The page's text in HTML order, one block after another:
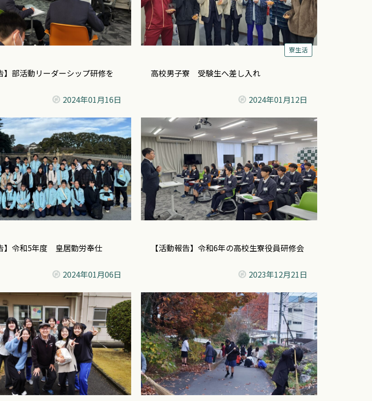
】部活動リーダーシップ研修を
2024年01月16日
寮生活
高校男子寮 受験生へ差し入れ
2024年01月12日
】令和5年度 皇居勤労奉仕
2024年01月06日
【活動報告】令和6年の高校生寮役員研修会
2023年12月21日